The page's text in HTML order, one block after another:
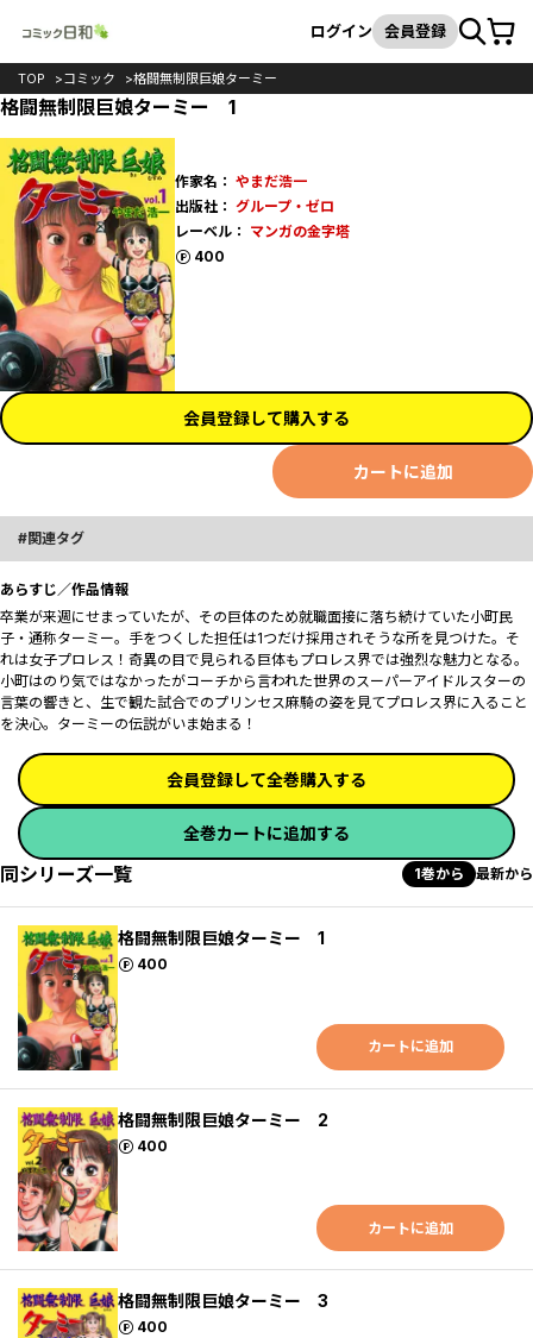
検索
ログイン 会員登録カート
TOP コミック 格闘無制限巨娘ターミー
格闘無制限巨娘ターミー 1
作家名： やまだ浩一
出版社： グループ・ゼロ
レーベル： マンガの金字塔
400
ポイント
会員登録して購入する
カートに追加
関連タグ
あらすじ／作品情報
卒業が来週にせまっていたが、その巨体のため就職面接に落ち続けていた小町民
子・通称ターミー。手をつくした担任は1つだけ採用されそうな所を見つけた。そ
れは女子プロレス！奇異の目で見られる巨体もプロレス界では強烈な魅力となる。
小町はのり気ではなかったがコーチから言われた世界のスーパーアイドルスターの
言葉の響きと、生で観た試合でのプリンセス麻騎の姿を見てプロレス界に入ること
を決心。ターミーの伝説がいま始まる！
会員登録して全巻購入する
全巻カートに追加する
同シリーズ一覧 1巻から 最新から
格闘無制限巨娘ターミー 1
400
ポイント
カートに追加
格闘無制限巨娘ターミー 2
400
ポイント
カートに追加
格闘無制限巨娘ターミー 3
400
ポイント